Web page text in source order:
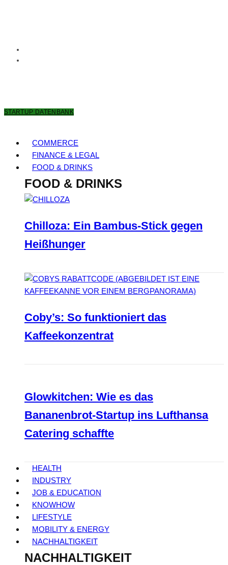
STARTUP DATENBANK
COMMERCE
FINANCE & LEGAL
FOOD & DRINKS
FOOD & DRINKS
Chilloza: Ein Bambus-Stick gegen
Heißhunger
Coby’s: So funktioniert das
Kaffeekonzentrat
Glowkitchen: Wie es das
Bananenbrot-Startup ins Lufthansa
Catering schaffte
HEALTH
INDUSTRY
JOB & EDUCATION
KNOWHOW
LIFESTYLE
MOBILITY & ENERGY
NACHHALTIGKEIT
NACHHALTIGKEIT